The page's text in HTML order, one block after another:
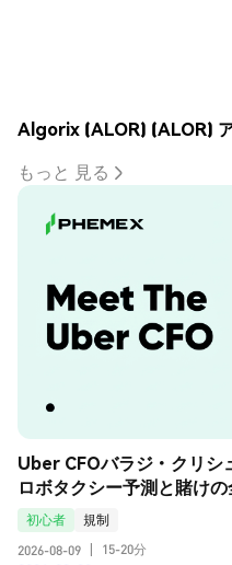
Algorix (ALOR) (ALOR)
もっと 見る
Uber CFOバラジ・クリシ
ロボタクシー予測と賭け
初心者
規制
2026-08-09
15-20分